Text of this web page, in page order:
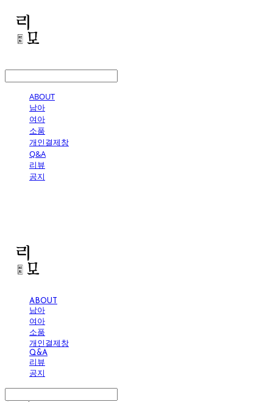
ABOUT
남아
여아
소품
개인결제창
Q&A
리뷰
공지
ABOUT
남아
여아
소품
개인결제창
Q&A
리뷰
공지